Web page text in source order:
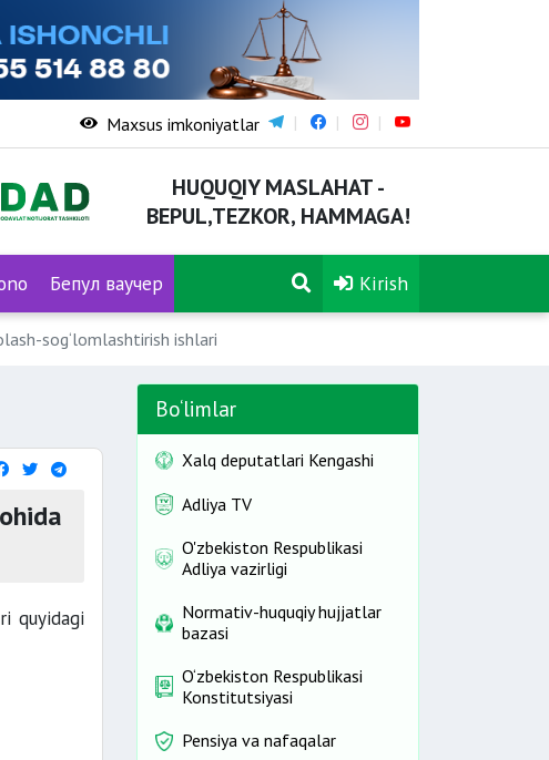
Maxsus imkoniyatlar
HUQUQIY MASLAHAT -
BEPUL,TEZKOR, HAMMAGA!
Бепул ваучер Kirish
sog‘lomlashtirish ishlari
quyidagi
Bo‘limlar
Xalq deputatlari Kengashi
Adliya TV
O'zbekiston Respublikasi
Adliya vazirligi
Normativ-huquqiy hujjatlar
bazasi
O‘zbekiston Respublikasi
Konstitutsiyasi
Pensiya va nafaqalar